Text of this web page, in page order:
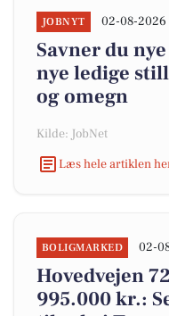
JOBNYT 02-08-2026
Savner du
nye ledige
og omegn
Kilde: JobNet
Læs hele artiklen
BOLIGMARKED 02-
Hovedvejen
995.000 kr.: